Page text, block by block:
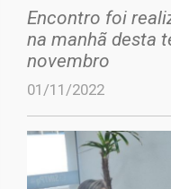
Encontro foi
na manhã desta
novembro
01/11/2022